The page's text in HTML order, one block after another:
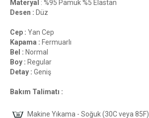
Materyal : %95 Pamuk %5 Elastan
Desen : Düz
Cep : Yan Cep
Kapama : Fermuarlı
Bel : Normal
Boy : Regular
Detay : Geniş
Bakım Talimatı :
Makine Yıkama - Soğuk (30C veya 85F)